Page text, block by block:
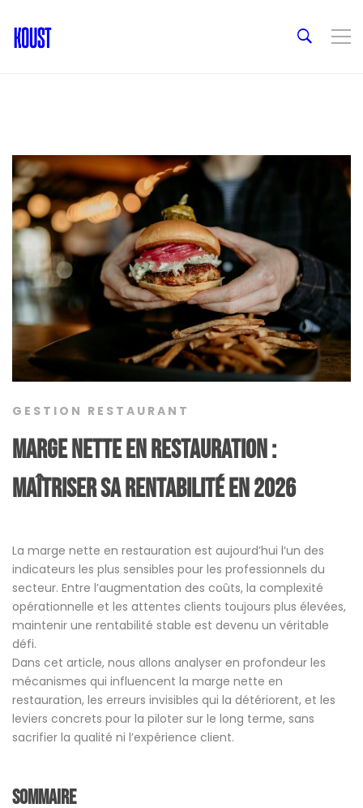
GESTION RESTAURANT
Marge nette en restauration :
maîtriser sa rentabilité en 2026
La marge nette en restauration est aujourd’hui l’un des
indicateurs les plus sensibles pour les professionnels du
secteur. Entre l’augmentation des coûts, la complexité
opérationnelle et les attentes clients toujours plus élevées,
maintenir une rentabilité stable est devenu un véritable
défi.
Dans cet article, nous allons analyser en profondeur les
mécanismes qui influencent la marge nette en
restauration, les erreurs invisibles qui la détériorent, et les
leviers concrets pour la piloter sur le long terme, sans
sacrifier la qualité ni l’expérience client.
Sommaire